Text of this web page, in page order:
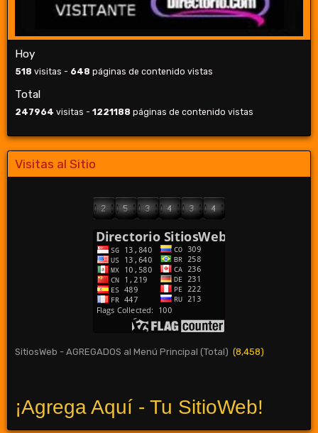
Hoy
518 visitas - 648 páginas de contenido vistas
Total
247964 visitas - 1221188 páginas de contenido vistas
Visitas al Sitio
SitiosWeb - AGREGADOS al Menú Principal (Total) (8,458)
¡Agrega Aquí - Tu SitioWeb!